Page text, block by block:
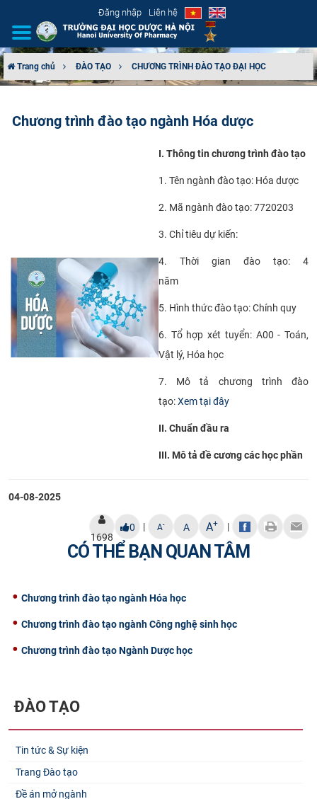
Đăng nhập Liên hệ
CƠ CẤU TỔ CHỨC
ĐẢM BẢO CHẤT LƯỢNG
KHOA HỌC CÔNG NGHỆ
HTQT
CỰU NGƯỜI HỌC
Trang chủ ĐÀO TẠO CHƯƠNG TRÌNH ĐÀO TẠO ĐẠI HỌC
Chương trình đào tạo ngành Hóa dược
I. Thông tin chương trình đào tạo
1. Tên ngành đào tạo: Hóa dược
2. Mã ngành đào tạo: 7720203
3. Chỉ tiêu dự kiến:
4. Thời gian đào tạo: 4
năm
5. Hình thức đào tạo: Chính quy
6. Tổ hợp xét tuyển: A00 - Toán,
Vật lý, Hóa học
7. Mô tả chương trình đào
tạo:Xem tại đây
II. Chuẩn đầu ra
III. Mô tả đề cương các học phần
04-08-2025
1698
0 | A- A A+ |
CÓ THỂ BẠN QUAN TÂM
Chương trình đào tạo ngành Hóa học
Chương trình đào tạo ngành Công nghệ sinh học
Chương trình đào tạo Ngành Dược học
ĐÀO TẠO
Tin tức & Sự kiện
Trang Đào tạo
Đề án mở ngành